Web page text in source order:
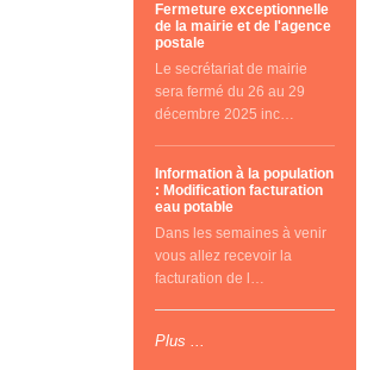
Fermeture exceptionnelle
de la mairie et de l'agence
postale
Le secrétariat de mairie
sera fermé du 26 au 29
décembre 2025 inc…
Information à la population
: Modification facturation
eau potable
Dans les semaines à venir
vous allez recevoir la
facturation de l…
Plus ...